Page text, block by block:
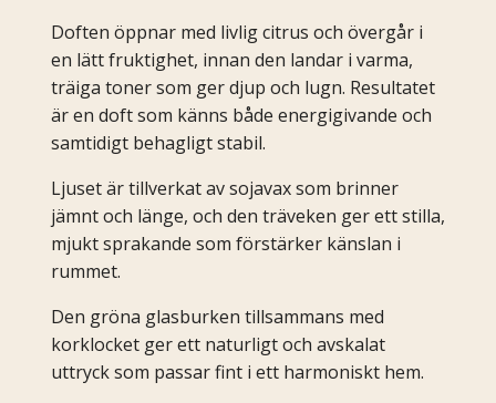
Doften öppnar med livlig citrus och övergår i
en lätt fruktighet, innan den landar i varma,
träiga toner som ger djup och lugn. Resultatet
är en doft som känns både energigivande och
samtidigt behagligt stabil.
Ljuset är tillverkat av sojavax som brinner
jämnt och länge, och den träveken ger ett stilla,
mjukt sprakande som förstärker känslan i
rummet.
Den gröna glasburken tillsammans med
korklocket ger ett naturligt och avskalat
uttryck som passar fint i ett harmoniskt hem.